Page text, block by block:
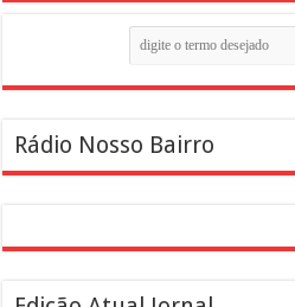
Rádio Nosso Bairro